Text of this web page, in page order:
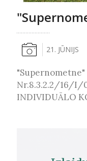
21. JŪNIJS
Nr.8.3.2.2/16/I/
INDIVIDUĀLO